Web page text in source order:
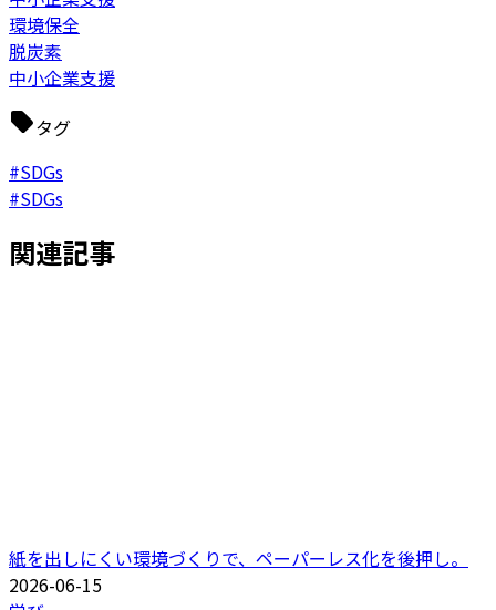
環境保全
脱炭素
中小企業支援
タグ
#SDGs
#SDGs
関連記事
紙を出しにくい環境づくりで、ペーパーレス化を後押し。
2026-06-15